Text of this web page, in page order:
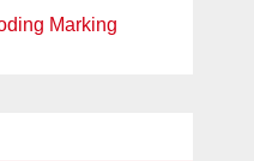
Marking